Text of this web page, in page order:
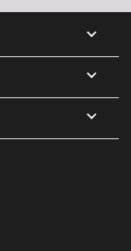


